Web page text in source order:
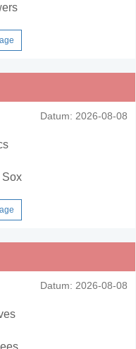
Datum: 2026-08-08
Sox
Datum: 2026-08-08